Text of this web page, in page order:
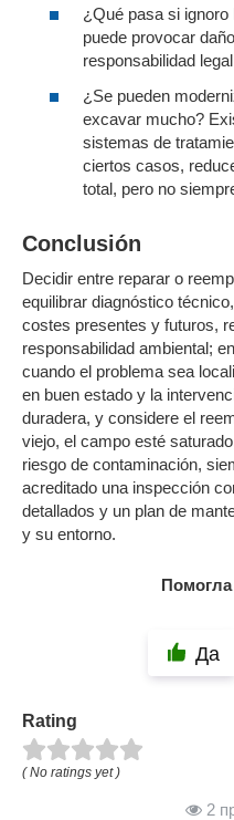
¿Qué pasa si
puede provocar
responsabilidad
¿Se pueden
excavar mucho?
sistemas de
ciertos casos,
total, pero no
Conclusión
Decidir entre reparar o
equilibrar diagnóstico
costes presentes y futuros,
responsabilidad ambiental;
cuando el problema sea
en buen estado y la
duradera, y considere el
viejo, el campo esté
riesgo de contaminación,
acreditado una inspección
detallados y un plan de
y su entorno.
Помогла
Да
Rating
( No ratings yet )
2